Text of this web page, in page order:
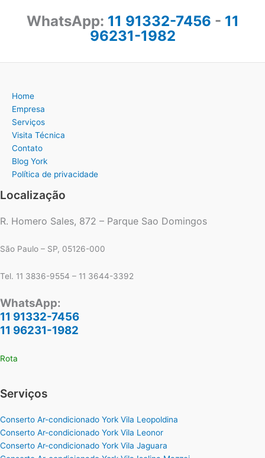
WhatsApp: 11 91332-7456 - 11
96231-1982
Home
Empresa
Serviços
Visita Técnica
Contato
Blog York
Política de privacidade
Localização
R. Homero Sales, 872 – Parque Sao Domingos
São Paulo – SP, 05126-000
Tel. 11 3836-9554 – 11 3644-3392
WhatsApp:
11 91332-7456
11 96231-1982
Rota
Serviços
Conserto Ar-condicionado York Vila Leopoldina
Conserto Ar-condicionado York Vila Leonor
Conserto Ar-condicionado York Vila Jaguara